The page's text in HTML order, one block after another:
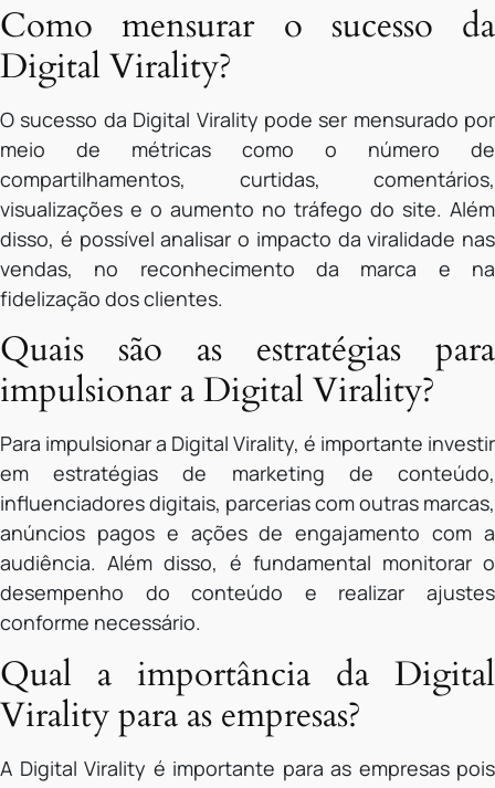
Como mensurar o sucesso da
Digital Virality?
O sucesso da Digital Virality pode ser mensurado por
meio de métricas como o número de
compartilhamentos, curtidas, comentários,
visualizações e o aumento no tráfego do site. Além
disso, é possível analisar o impacto da viralidade nas
vendas, no reconhecimento da marca e na
fidelização dos clientes.
Quais são as estratégias para
impulsionar a Digital Virality?
Para impulsionar a Digital Virality, é importante investir
em estratégias de marketing de conteúdo,
influenciadores digitais, parcerias com outras marcas,
anúncios pagos e ações de engajamento com a
audiência. Além disso, é fundamental monitorar o
desempenho do conteúdo e realizar ajustes
conforme necessário.
Qual a importância da Digital
Virality para as empresas?
A Digital Virality é importante para as empresas pois